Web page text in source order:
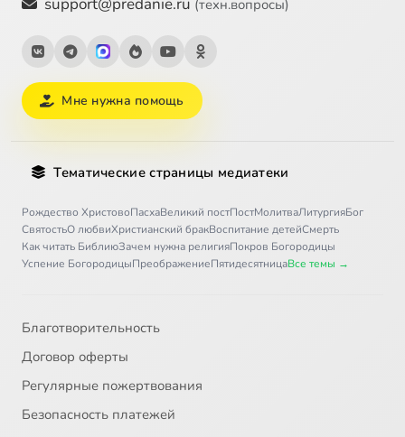
support@predanie.ru (техн.вопросы)
Мне нужна помощь
Тематические страницы медиатеки
Рождество ХристовоПасхаВеликий постПостМолитваЛитургияБог
СвятостьО любвиХристианский бракВоспитание детейСмерть
Как читать БиблиюЗачем нужна религияПокров Богородицы
Успение БогородицыПреображениеПятидесятницаВсе темы →
Благотворительность
Договор оферты
Регулярные пожертвования
Безопасность платежей